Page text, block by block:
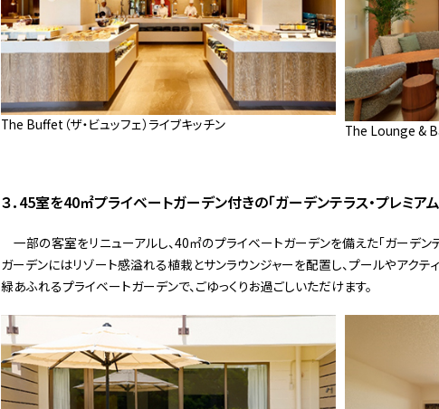
The Buffet（ザ・ビュッフェ）ライブキッチン The Lounge &
３．45室を40㎡プライベートガーデン付きの「ガーデンテラス・プレミア
一部の客室をリニューアルし、40㎡のプライベートガーデンを備えた「ガーデン
ガーデンにはリゾート感溢れる植栽とサンラウンジャーを配置し、プールやアクテ
緑あふれるプライベートガーデンで、ごゆっくりお過ごしいただけます。